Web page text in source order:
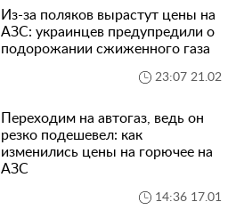
Из-за поляков вырастут цены на
АЗС: украинцев предупредили о
подорожании сжиженного газа
23:07 21.02
Переходим на автогаз, ведь он
резко подешевел: как
изменились цены на горючее на
АЗС
14:36 17.01